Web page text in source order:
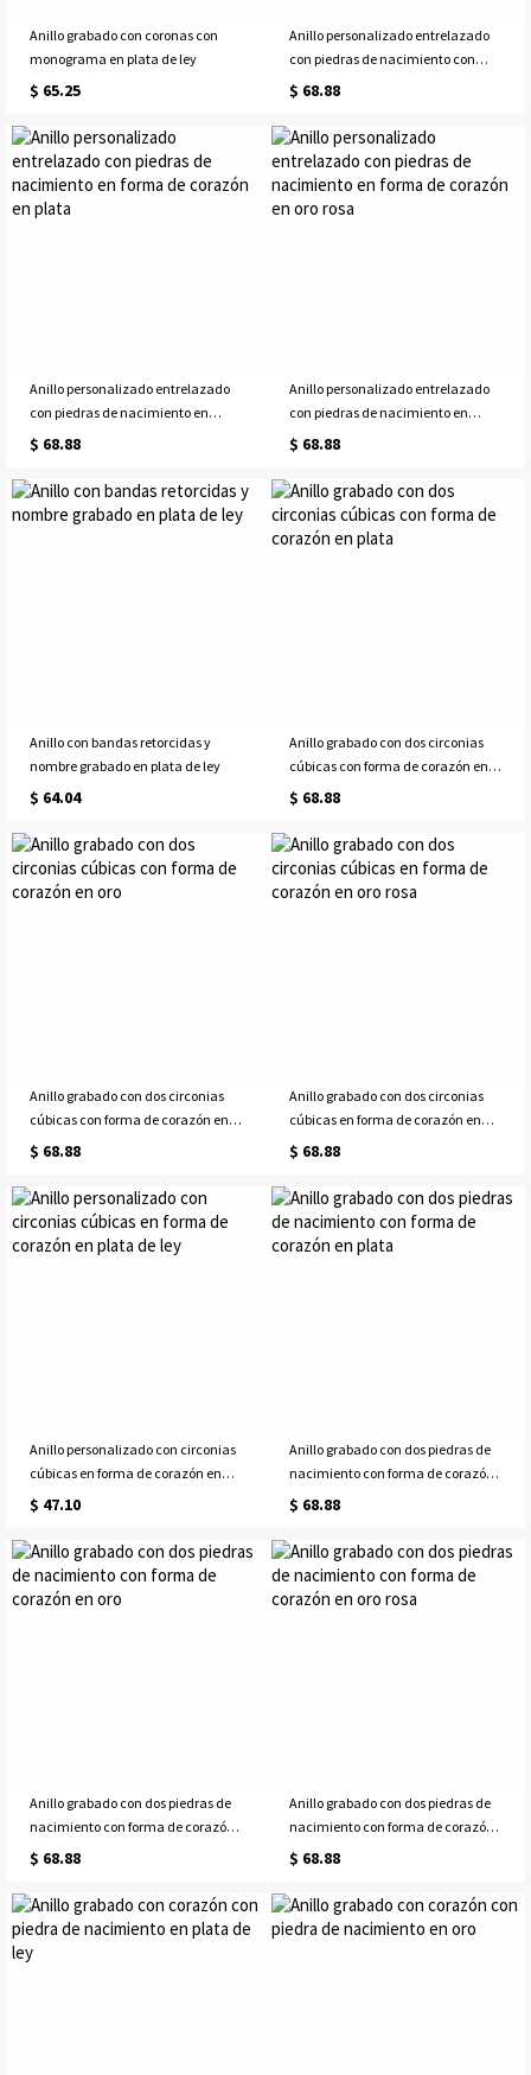
Anillo grabado con coronas con
monograma en plata de ley
$ 65.25
Anillo personalizado entrelazado
con piedras de nacimiento con
forma de corazón en oro
$ 68.88
Anillo personalizado entrelazado
con piedras de nacimiento en
forma de corazón en plata
$ 68.88
Anillo personalizado entrelazado
con piedras de nacimiento en
forma de corazón en oro rosa
$ 68.88
Anillo con bandas retorcidas y
nombre grabado en plata de ley
$ 64.04
Anillo grabado con dos circonias
cúbicas con forma de corazón en
plata
$ 68.88
Anillo grabado con dos circonias
cúbicas con forma de corazón en
oro
$ 68.88
Anillo grabado con dos circonias
cúbicas en forma de corazón en
oro rosa
$ 68.88
Anillo personalizado con circonias
cúbicas en forma de corazón en
plata de ley
$ 47.10
Anillo grabado con dos piedras de
nacimiento con forma de corazón
en plata
$ 68.88
Anillo grabado con dos piedras de
nacimiento con forma de corazón
en oro
$ 68.88
Anillo grabado con dos piedras de
nacimiento con forma de corazón
en oro rosa
$ 68.88